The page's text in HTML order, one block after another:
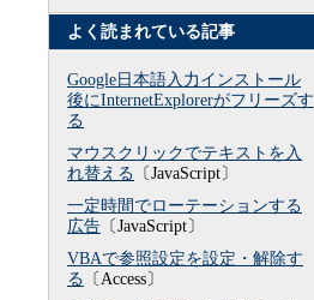
よく読まれている記事
Google日本語入力インストール
後にInternetExplorerがフリーズす
る
マウスクリックでテキストを入
れ替える 〔JavaScript〕
一定時間でローテーションする
広告 〔JavaScript〕
VBAで参照設定を設定・解除す
る 〔Access〕